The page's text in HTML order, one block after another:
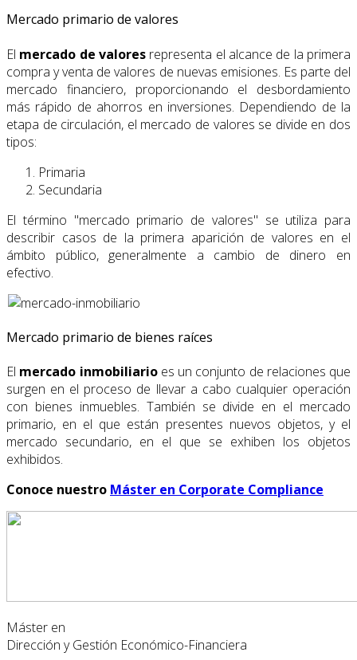
Mercado primario de valores
El mercado de valores representa el alcance de la primera
compra y venta de valores de nuevas emisiones. Es parte del
mercado financiero, proporcionando el desbordamiento
más rápido de ahorros en inversiones. Dependiendo de la
etapa de circulación, el mercado de valores se divide en dos
tipos:
Primaria
Secundaria
El término "mercado primario de valores" se utiliza para
describir casos de la primera aparición de valores en el
ámbito público, generalmente a cambio de dinero en
efectivo.
Mercado primario de bienes raíces
El mercado inmobiliarioes un conjunto de relaciones que
surgen en el proceso de llevar a cabo cualquier operación
con bienes inmuebles. También se divide en el mercado
primario, en el que están presentes nuevos objetos, y el
mercado secundario, en el que se exhiben los objetos
exhibidos.
Conoce nuestro Máster en Corporate Compliance
Máster en
Dirección y Gestión Económico-Financiera